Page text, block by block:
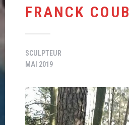
FRANCK
SCULPTEUR
MAI 2019